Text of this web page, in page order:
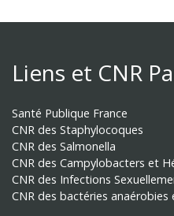
Liens et CNR
Santé Publique France
CNR des Staphylocoques
CNR des Salmonella
CNR des Campylobacters et
CNR des Infections
CNR des bactéries